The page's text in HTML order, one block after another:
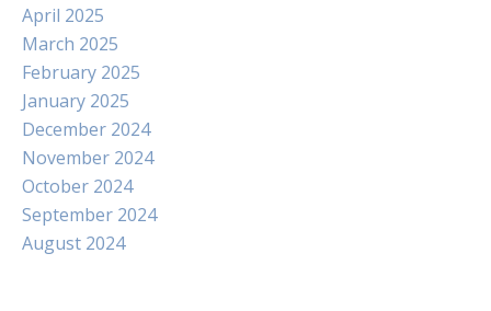
April 2025
March 2025
February 2025
January 2025
December 2024
November 2024
October 2024
September 2024
August 2024